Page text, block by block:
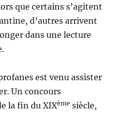
que certains s’agitent
d’autres arrivent
dans une lecture
est venu assister
Un concours
la fin du XIXème siècle,